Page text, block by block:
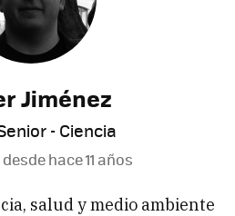
Jiménez
- Ciencia
desdehace 11 años
salud y medio ambiente